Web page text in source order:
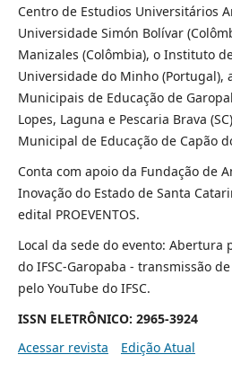
Centro de Estudios Universitários
Universidade Simón Bolívar
Manizales (Colômbia), o Instituto
Universidade do Minho (Portugal),
Municipais de Educação de
Lopes, Laguna e Pescaria Brava
Municipal de Educação de Capão
Conta com apoio da Fundação de
Inovação do Estado de Santa
edital PROEVENTOS.
Local da sede do evento: Abertura
do IFSC-Garopaba - transmissão
pelo YouTube do IFSC.
ISSN ELETRÔNICO: 2965-3924
Acessar revista
Edição Atual